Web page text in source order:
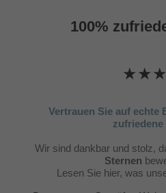
100%
Vertrauen Sie auf echte
Wir sind dankbar und stolz,
Sternen
Lesen Sie hier, was